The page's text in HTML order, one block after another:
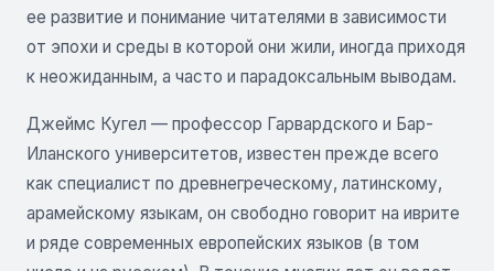
ее развитие и понимание читателями в зависимости
от эпохи и среды в которой они жили, иногда приходя
к неожиданным, а часто и парадоксальным выводам.
Джеймс Кугел — профессор Гарвардского и Бар-
Иланского университетов, известен прежде всего
как специалист по древнегреческому, латинскому,
арамейскому языкам, он свободно говорит на иврите
и ряде современных европейских языков (в том